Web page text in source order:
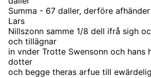
Summa - 67 daller, derföre
Lars
Nillszonn samme 1/8 dell ifrå sigh
och tillägnar
in vnder Trotte Swensonn och hans
dotter
och begge theras arfue till